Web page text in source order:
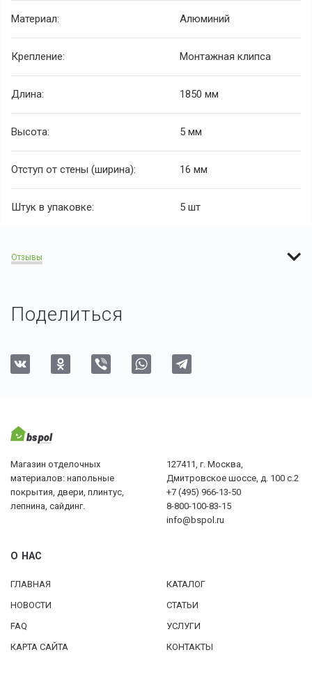
Материал: Алюминий
Крепление: Монтажная клипса
Длина: 1850 мм
Высота: 5 мм
Отступ от стены (ширина): 16 мм
Штук в упаковке: 5 шт
Отзывы
Поделиться
Магазин отделочных
материалов: напольные
покрытия, двери, плинтус,
лепнина, сайдинг.
127411, г. Москва,
Дмитровское шоссе, д. 100 с.2
+7 (495) 966-13-50
8-800-100-83-15
info@bspol.ru
О НАС
ГЛАВНАЯ
КАТАЛОГ
НОВОСТИ
СТАТЬИ
FAQ
УСЛУГИ
КАРТА САЙТА
КОНТАКТЫ